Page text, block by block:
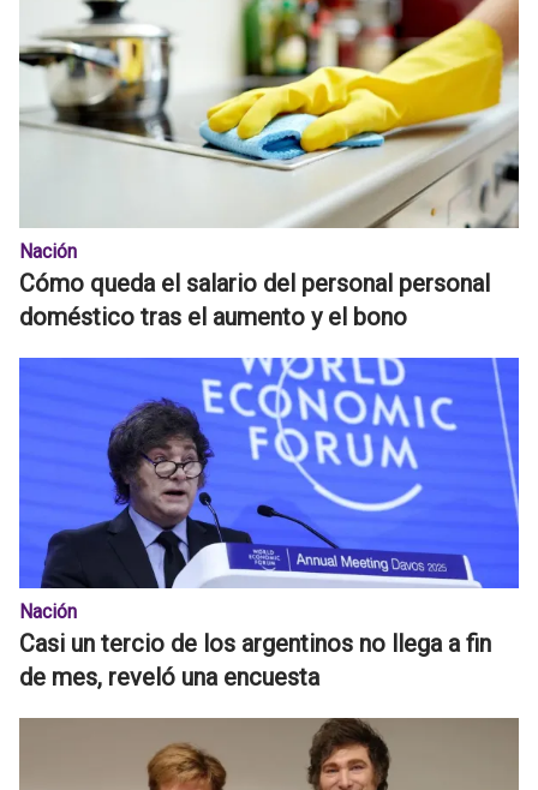
Nación
Cómo queda el salario del personal personal
doméstico tras el aumento y el bono
Nación
Casi un tercio de los argentinos no llega a fin
de mes, reveló una encuesta